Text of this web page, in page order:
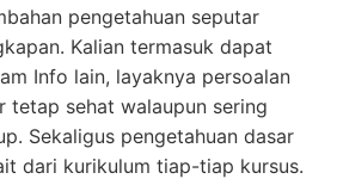
pengetahuan seputar
Kalian termasuk dapat
Info lain, layaknya persoalan
tetap sehat walaupun sering
Sekaligus pengetahuan dasar
dari kurikulum tiap-tiap kursus.